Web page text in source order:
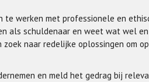
te werken met professionele en
als schuldenaar en weet wat wel
naar redelijke oplossingen om
en meld het gedrag bij